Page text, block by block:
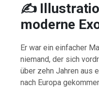
✍️
moderne
Er war ein einfacher
niemand, der sich
über zehn Jahren aus
nach Europa